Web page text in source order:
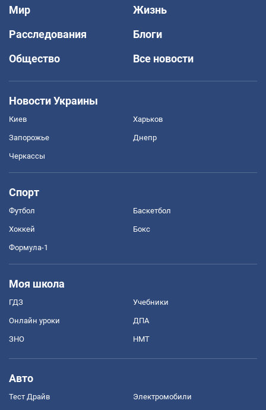
Мир
Жизнь
Расследования
Блоги
Общество
Все новости
Новости Украины
Киев Харьков
Запорожье Днепр
Черкассы
Спорт
Футбол Баскетбол
Хоккей Бокс
Формула-1
Моя школа
ГДЗ Учебники
Онлайн уроки ДПА
ЗНО НМТ
Авто
Тест Драйв Электромобили